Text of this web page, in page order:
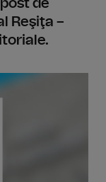
de
Reşiţa –